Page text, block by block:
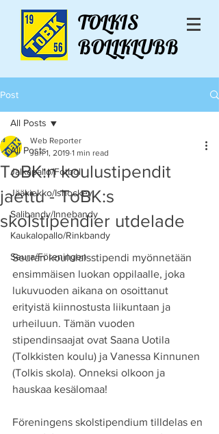
TOLKIS
BOLLKLUBB
Post
All Posts
Jalkapallo/Fotboll
Jääkiekko/Ishockey
Salibandy/Innebandy
Kaukalopallo/Rinkbandy
Seura/Föreningen
All Posts
ToBK:n koulustipendit
jaettu - ToBK:s
skolstipendier utdelade
Web Reporter
Jun 1, 2019 1 min read
Seuran koululaisstipendi myönnetään
ensimmäisen luokan oppilaalle, joka
lukuvuoden aikana on osoittanut
erityistä kiinnostusta liikuntaan ja
urheiluun. Tämän vuoden
stipendinsaajat ovat Saana Uotila
(Tolkkisten koulu) ja Vanessa Kinnunen
(Tolkis skola). Onneksi olkoon ja
hauskaa kesälomaa!
Föreningens skolstipendium tilldelas en